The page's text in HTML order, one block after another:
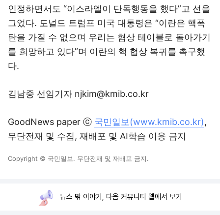
인정하면서도 “이스라엘이 단독행동을 했다”고 선을
그었다. 도널드 트럼프 미국 대통령은 “이란은 핵폭
탄을 가질 수 없으며 우리는 협상 테이블로 돌아가기
를 희망하고 있다”며 이란의 핵 협상 복귀를 촉구했
다.
김남중 선임기자 njkim@kmib.co.kr
GoodNews paper ⓒ 국민일보(www.kmib.co.kr),
무단전재 및 수집, 재배포 및 AI학습 이용 금지
Copyright © 국민일보. 무단전재 및 재배포 금지.
뉴스 밖 이야기, 다음 커뮤니티 웹에서 보기